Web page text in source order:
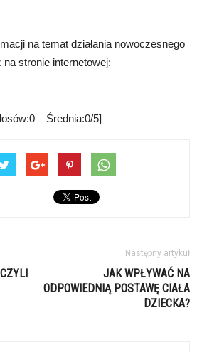
na temat działania nowoczesnego
stronie internetowej:
Średnia:0/5]
Następny artykuł
JAK WPŁYWAĆ NA
ODPOWIEDNIĄ POSTAWĘ CIAŁA
DZIECKA?